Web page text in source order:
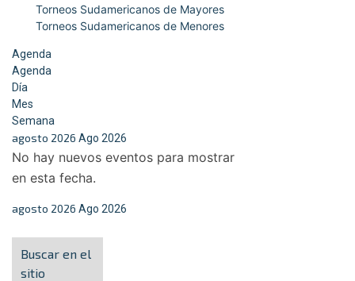
Torneos Sudamericanos de Mayores
Torneos Sudamericanos de Menores
Agenda
Agenda
Día
Mes
Semana
agosto 2026 Ago 2026
No hay nuevos eventos para mostrar
en esta fecha.
agosto 2026 Ago 2026
Buscar en el
sitio